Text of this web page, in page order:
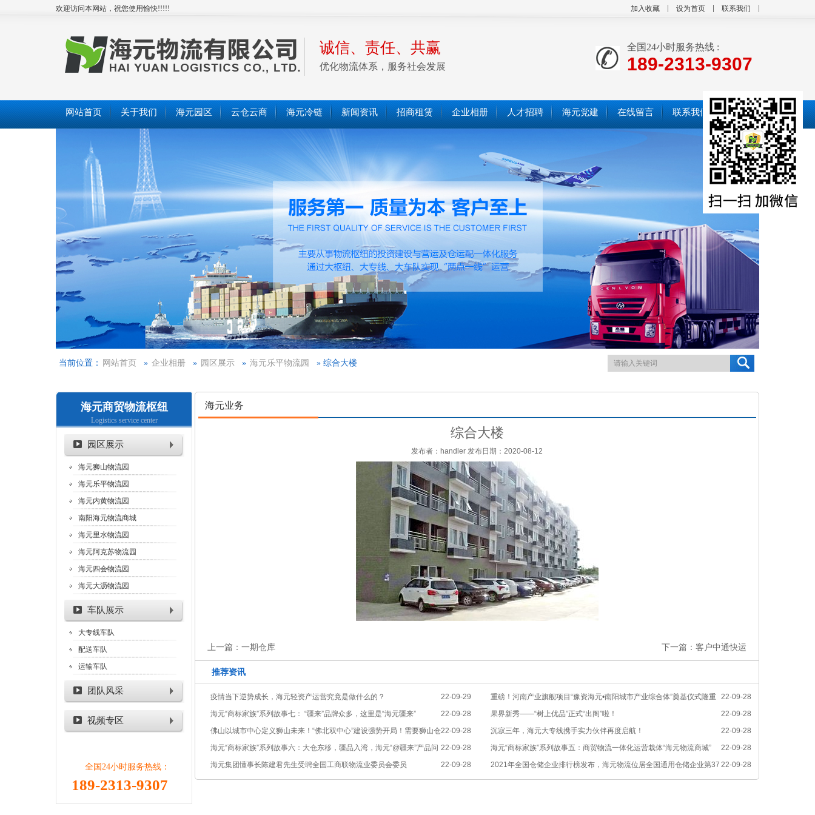
加入收藏 设为首页 联系我们
欢迎访问本网站，祝您使用愉快!!!!!
诚信、责任、共赢
优化物流体系，服务社会发展
全国24小时服务热线 :
189-2313-9307
网站首页 关于我们 海元园区 云仓云商 海元冷链 新闻资讯 招商租赁 企业相册 人才招聘 海元党建 在线留言 联系我们
当前位置： 网站首页 » 企业相册 » 园区展示 » 海元乐平物流园 » 综合大楼
海元商贸物流枢纽
Logistics service center
园区展示
海元狮山物流园
海元乐平物流园
海元内黄物流园
南阳海元物流商城
海元里水物流园
海元阿克苏物流园
海元四会物流园
海元大沥物流园
车队展示
大专线车队
配送车队
运输车队
团队风采
视频专区
全国24小时服务热线：
189-2313-9307
海元业务
综合大楼
发布者：handler 发布日期：2020-08-12
上一篇： 一期仓库 下一篇： 客户中通快运
推荐资讯
22-09-29
疫情当下逆势成长，海元轻资产运营究竟是做什么的？ 22-09-28
重磅！河南产业旗舰项目“豫资海元•南阳城市产业综合体”奠基仪式隆重
举行
22-09-28
海元“商标家族”系列故事七： “疆来”品牌众多，这里是“海元疆来” 22-09-28
果界新秀——“树上优品”正式“出阁”啦！
22-09-28
佛山以城市中心定义狮山未来！“佛北双中心”建设强势开局！需要狮山仓
库的机会又来了！
22-09-28
沉寂三年，海元大专线携手实力伙伴再度启航！
22-09-28
海元“商标家族”系列故事六：大仓东移，疆品入湾，海元“@疆来”产品问
世
22-09-28
海元“商标家族”系列故事五：商贸物流一体化运营栽体“海元物流商城”
22-09-28
海元集团懂事长陈建君先生受聘全国工商联物流业委员会委员 22-09-28
2021年全国仓储企业排行榜发布，海元物流位居全国通用仓储企业第37
名及全国冷链仓储企业第19名